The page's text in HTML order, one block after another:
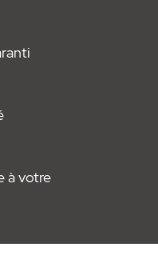
x 48 x 43,3 mm
à votre